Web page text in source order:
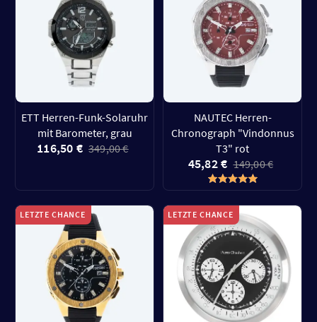
ETT Herren-Funk-Solaruhr
mit Barometer, grau
116,50 € 349,00 €
NAUTEC Herren-
Chronograph "Vindonnus
T3" rot
45,82 € 149,00 €
LETZTE CHANCE LETZTE CHANCE